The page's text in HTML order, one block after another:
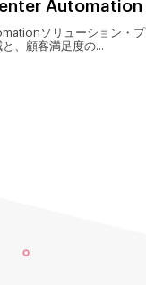
Automation
ソリューション・プ
、顧客満足度の...